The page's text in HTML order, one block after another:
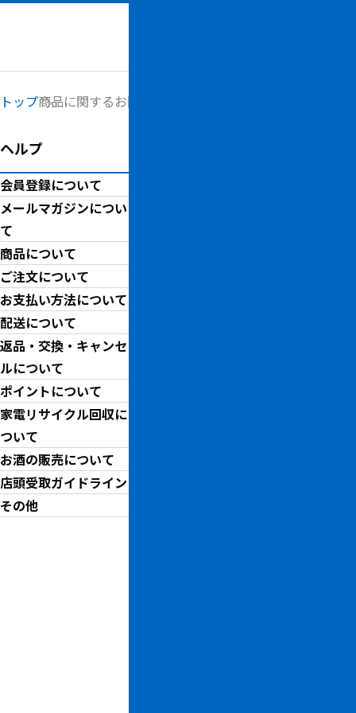
トップ商品に関するお問い合わせ
ヘルプ
会員登録について
メールマガジンについ
て
商品について
ご注文について
お支払い方法について
配送について
返品・交換・キャンセ
ルについて
ポイントについて
家電リサイクル回収に
ついて
お酒の販売について
店頭受取ガイドライン
その他
商品に関するお問
商品に関するお問い合わせ
トレジャーファクトリー郡山